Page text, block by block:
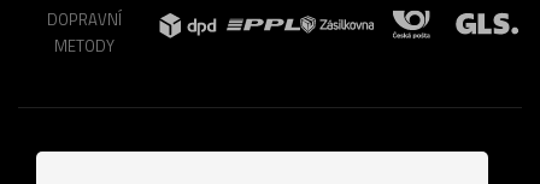
DOPRAVNÍ
METODY